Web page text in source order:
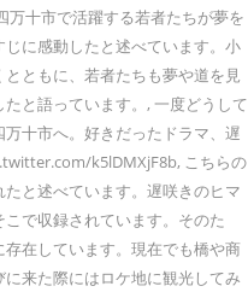
万十市で活躍する若者たちが夢を
に感動したと述べています。小
ともに、若者たちも夢や道を見
と語っています。, 一度どうして
十市へ。好きだったドラマ、遅
k5lDMXjF8b, こちらの
と述べています。遅咲きのヒマ
で収録されています。そのた
在しています。現在でも橋や商
来た際にはロケ地に観光してみ